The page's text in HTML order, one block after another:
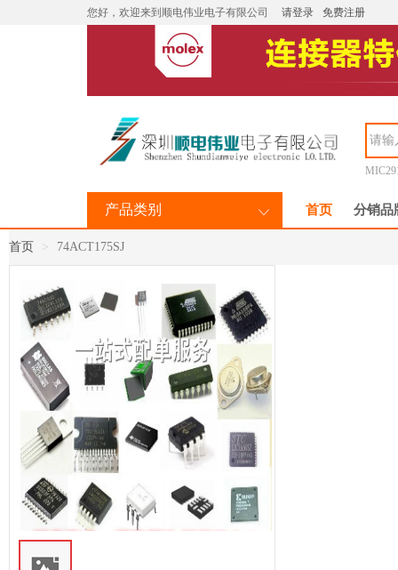
您好，欢迎来到顺电伟业电子有限公司 请登录 免费注册
产品类别 首页 分销品
首页 74ACT175SJ